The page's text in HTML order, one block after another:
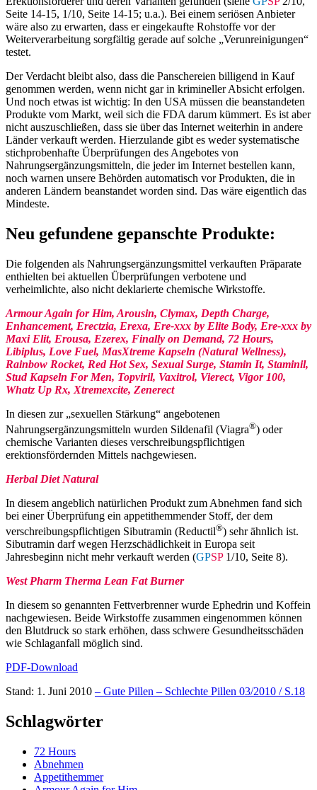
Seite 14-15, 1/10, Seite 14-15; u.a.). Bei einem seriösen Anbieter
wäre also zu erwarten, dass er eingekaufte Rohstoffe vor der
Weiterverarbeitung sorgfältig gerade auf solche „Verunreinigungen“
testet.
Der Verdacht bleibt also, dass die Panschereien billigend in Kauf
genommen werden, wenn nicht gar in krimineller Absicht erfolgen.
Und noch etwas ist wichtig: In den USA müssen die beanstandeten
Produkte vom Markt, weil sich die FDA darum kümmert. Es ist aber
nicht auszuschließen, dass sie über das Internet weiterhin in andere
Länder verkauft werden. Hierzulande gibt es weder systematische
stichprobenhafte Überprüfungen des Angebotes von
Nahrungsergänzungsmitteln, die jeder im Internet bestellen kann,
noch warnen unsere Behörden automatisch vor Produkten, die in
anderen Ländern beanstandet worden sind. Das wäre eigentlich das
Mindeste.
Neu gefundene gepanschte Produkte:
Die folgenden als Nahrungsergänzungsmittel verkauften Präparate
enthielten bei aktuellen Überprüfungen verbotene und
verheimlichte, also nicht deklarierte chemische Wirkstoffe.
Armour Again for Him, Arousin, Clymax, Depth Charge,
Enhancement, Erectzia, Erexa, Ere-xxx by Elite Body, Ere-xxx by
Maxi Elit, Erousa, Ezerex, Finally on Demand, 72 Hours,
Libiplus, Love Fuel, MasXtreme Kapseln (Natural Wellness),
Rainbow Rocket, Red Hot Sex, Sexual Surge, Stamin It, Staminil,
Stud Kapseln For Men, Topviril, Vaxitrol, Vierect, Vigor 100,
Whatz Up Rx, Xtremexcite, Zenerect
In diesen zur „sexuellen Stärkung“ angebotenen
Nahrungsergänzungsmitteln wurden Sildenafil (Viagra®) oder
chemische Varianten dieses verschreibungspflichtigen
erektionsfördernden Mittels nachgewiesen.
Herbal Diet Natural
In diesem angeblich natürlichen Produkt zum Abnehmen fand sich
bei einer Überprüfung ein appetithemmender Stoff, der dem
verschreibungspflichtigen Sibutramin (Reductil®) sehr ähnlich ist.
Sibutramin darf wegen Herzschädlichkeit in Europa seit
Jahresbeginn nicht mehr verkauft werden (GPSP1/10, Seite 8).
West Pharm Therma Lean Fat Burner
In diesem so genannten Fettverbrenner wurde Ephedrin und Koffein
nachgewiesen. Beide Wirkstoffe zusammen eingenommen können
den Blutdruck so stark erhöhen, dass schwere Gesundheitsschäden
wie Schlaganfall möglich sind.
PDF-Download
Stand: 1. Juni 2010 – Gute Pillen – Schlechte Pillen 03/2010 / S.18
Schlagwörter
72 Hours
Abnehmen
Appetithemmer